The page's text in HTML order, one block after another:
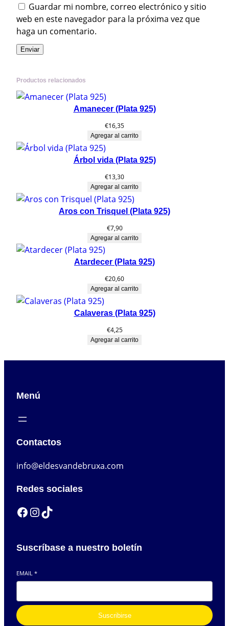
Guardar mi nombre, correo electrónico y sitio
web en este navegador para la próxima vez que
haga un comentario.
Productos relacionados
Amanecer (Plata 925)
€16,35
Agregar al carrito
Árbol vida (Plata 925)
€13,30
Agregar al carrito
Aros con Trisquel (Plata 925)
€7,90
Agregar al carrito
Atardecer (Plata 925)
€20,60
Agregar al carrito
Calaveras (Plata 925)
€4,25
Agregar al carrito
Menú
Contactos
info@eldesvandebruxa.com
Redes sociales
Facebook InstagramTikTok
Suscríbase a nuestro boletín
EMAIL *
Suscribirse